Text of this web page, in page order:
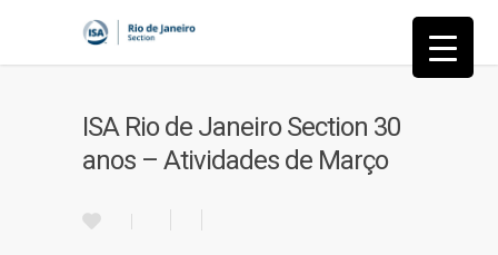
ISA Rio de Janeiro Section 30
anos – Atividades de Março